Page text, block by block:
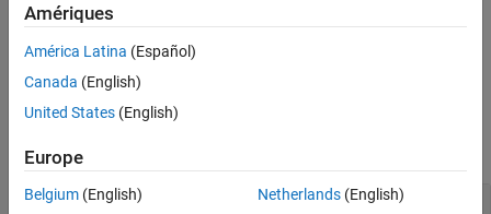
c2000setup
ON THIS PAGE
Examples
Version History
See Also
hardware.
example
Examples
Use the c2000setup Function
Amériques
América Latina (Español)
Canada (English)
United States (English)
Europe
Belgium (English)
Netherlands(English)